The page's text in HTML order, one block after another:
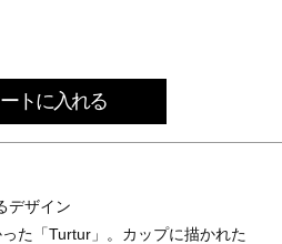
デザイン
た「Turtur」。カップに描かれた